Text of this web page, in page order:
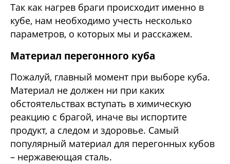
Так как нагрев браги происходит именно в
кубе, нам необходимо учесть несколько
параметров, о которых мы и расскажем.
Материал перегонного куба
Пожалуй, главный момент при выборе куба.
Материал не должен ни при каких
обстоятельствах вступать в химическую
реакцию с брагой, иначе вы испортите
продукт, а следом и здоровье. Самый
популярный материал для перегонных кубов
– нержавеющая сталь.